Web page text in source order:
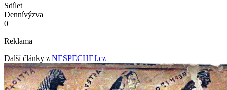
Sdílet
Dennívýzva
0
Reklama
Další články z NESPECHEJ.cz